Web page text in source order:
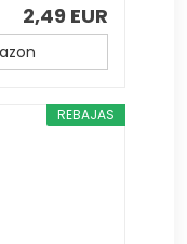
2,49 EUR
REBAJAS